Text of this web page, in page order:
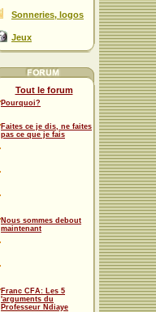
Sonneries, logos
Jeux
Tout le forum
Pourquoi?
Faites ce je dis, ne faites
pas ce que je fais
Nous sommes debout
maintenant
Franc CFA: Les 5
'arguments du
Professeur Ndiaye